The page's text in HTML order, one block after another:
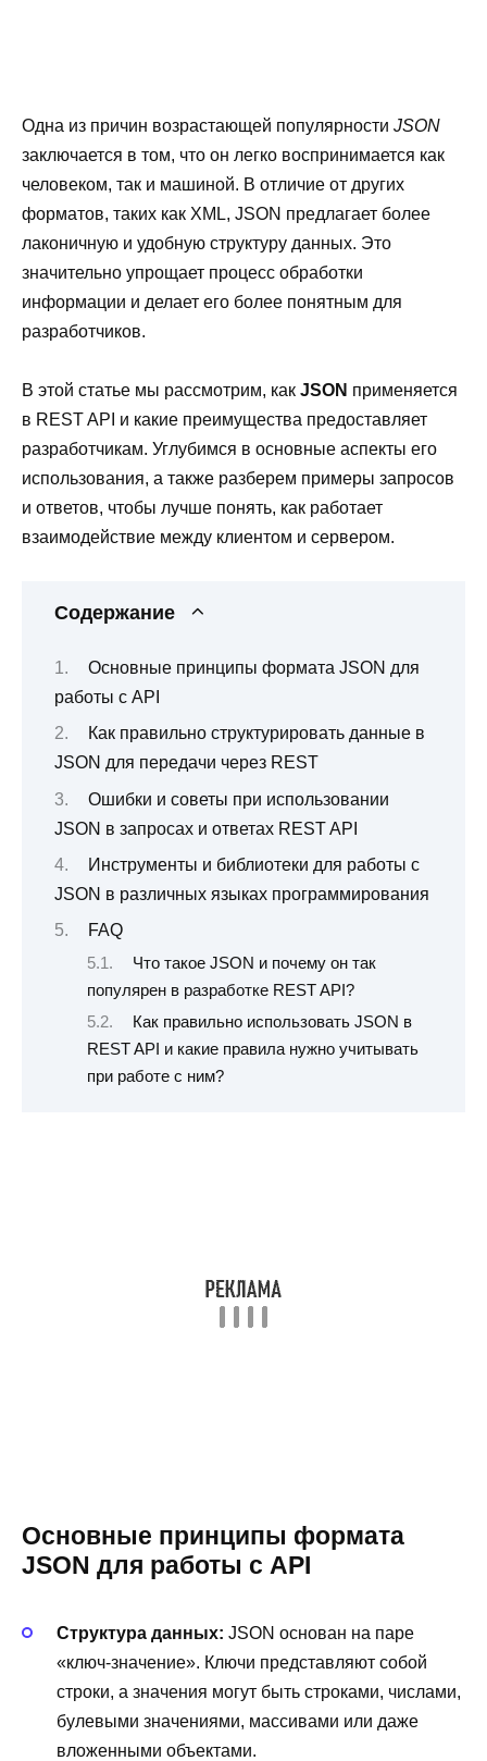
Одна из причин возрастающей популярности JSON
заключается в том, что он легко воспринимается как
человеком, так и машиной. В отличие от других
форматов, таких как XML, JSON предлагает более
лаконичную и удобную структуру данных. Это
значительно упрощает процесс обработки
информации и делает его более понятным для
разработчиков.
В этой статье мы рассмотрим, как JSON применяется
в REST API и какие преимущества предоставляет
разработчикам. Углубимся в основные аспекты его
использования, а также разберем примеры запросов
и ответов, чтобы лучше понять, как работает
взаимодействие между клиентом и сервером.
Содержание
Основные принципы формата JSON для
работы с API
Как правильно структурировать данные в
JSON для передачи через REST
Ошибки и советы при использовании
JSON в запросах и ответах REST API
Инструменты и библиотеки для работы с
JSON в различных языках программирования
FAQ
Что такое JSON и почему он так
популярен в разработке REST API?
Как правильно использовать JSON в
REST API и какие правила нужно учитывать
при работе с ним?
Основные принципы формата
JSON для работы с API
Структура данных: JSON основан на паре
«ключ-значение». Ключи представляют собой
строки, а значения могут быть строками, числами,
булевыми значениями, массивами или даже
вложенными объектами.